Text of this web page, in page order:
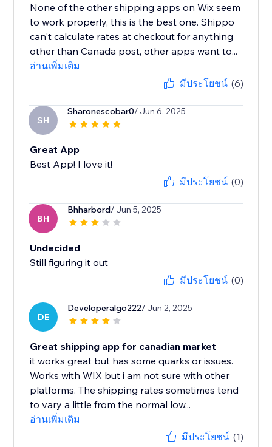
None of the other shipping apps on Wix seem
to work properly, this is the best one. Shippo
can't calculate rates at checkout for anything
other than Canada post, other apps want to...
อ่านเพิ่มเติม
มีประโยชน์ (6)
SH
Sharonescobar0/ Jun 6, 2025
Great App
Best App! I love it!
มีประโยชน์ (0)
BH
Bhharbord/ Jun 5, 2025
Undecided
Still figuring it out
มีประโยชน์ (0)
DE
Developeralgo222/ Jun 2, 2025
Great shipping app for canadian market
it works great but has some quarks or issues.
Works with WIX but i am not sure with other
platforms. The shipping rates sometimes tend
to vary a little from the normal low...
อ่านเพิ่มเติม
มีประโยชน์ (1)